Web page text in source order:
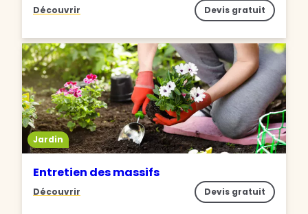
Découvrir Devis gratuit
Jardin
Entretien des massifs
Découvrir Devis gratuit